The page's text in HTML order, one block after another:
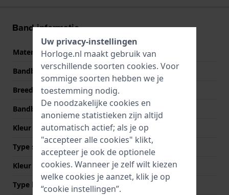
Band informatie
Materiaal Band
Siliconen
Bandbreedte
23 mm
Breedte bandaanzet
23 mm
Bandbreedte bij sluiting
20 mm
Kleur Band
Zwart
Type sluiting
Kleur sluiting
Roségoud
Type bevestiging
Bandpennen
Uw privacy-instellingen
Horloge.nl maakt gebruik van
verschillende soorten cookies. Voor
sommige soorten hebben we je
toestemming nodig.
De noodzakelijke cookies en
anonieme statistieken zijn altijd
automatisch actief; als je op
"accepteer alle cookies" klikt,
accepteer je ook de optionele
cookies. Wanneer je zelf wilt kiezen
welke cookies je aanzet, klik je op
“cookie instellingen”.